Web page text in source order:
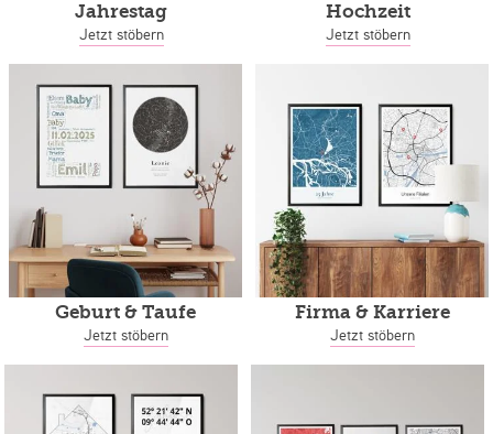
Jahrestag
Jetzt stöbern
Hochzeit
Jetzt stöbern
Geburt & Taufe
Jetzt stöbern
Firma & Karriere
Jetzt stöbern